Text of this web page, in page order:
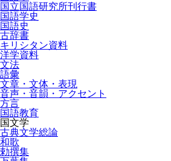
国立国語研究所刊行書
国語学史
国語史
古辞書
キリシタン資料
洋学資料
文法
語彙
文章・文体・表現
音声・音韻・アクセント
方言
国語教育
国文学
古典文学総論
和歌
勅撰集